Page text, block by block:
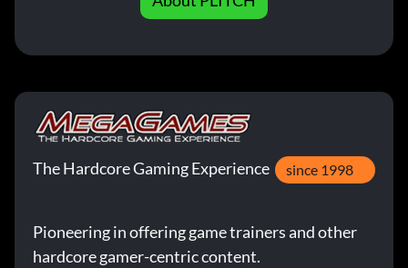
The Hardcore Gaming Experience since 1998
Pioneering in offering game trainers and other
hardcore gamer-centric content.